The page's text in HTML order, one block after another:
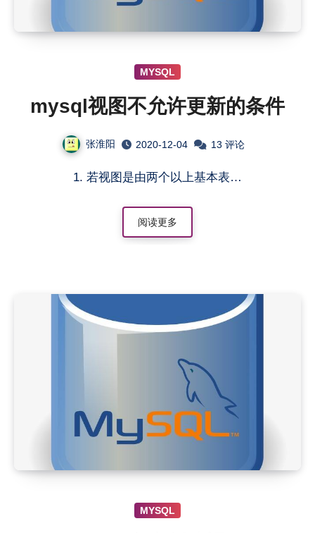
MYSQL
mysql视图不允许更新的条件
张淮阳 2020-12-04 13 评论
1. 若视图是由两个以上基本表…
阅读更多
MYSQL